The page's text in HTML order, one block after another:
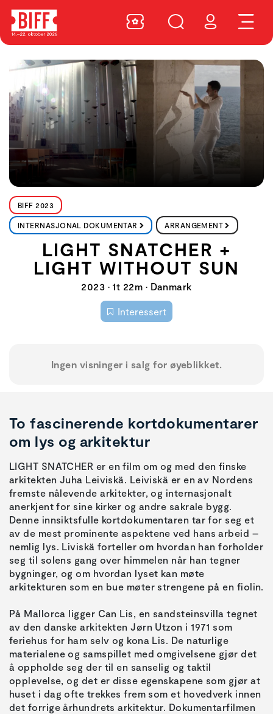
BIFF 2023
INTERNASJONAL DOKUMENTAR ARRANGEMENT
LIGHT SNATCHER +
LIGHT WITHOUT SUN
2023 • 1t 22m • Danmark
Interessert
Ingen visninger i salg for øyeblikket.
To fascinerende kortdokumentarer
om lys og arkitektur
LIGHT SNATCHER er en film om og med den finske
arkitekten Juha Leiviskä. Leiviskä er en av Nordens
fremste nålevende arkitekter, og internasjonalt
anerkjent for sine kirker og andre sakrale bygg.
Denne innsiktsfulle kortdokumentaren tar for seg et
av de mest prominente aspektene ved hans arbeid –
nemlig lys. Liviskä forteller om hvordan han forholder
seg til solens gang over himmelen når han tegner
bygninger, og om hvordan lyset kan møte
arkitekturen som en bue møter strengene på en fiolin.
På Mallorca ligger Can Lis, en sandsteinsvilla tegnet
av den danske arkitekten Jørn Utzon i 1971 som
feriehus for ham selv og kona Lis. De naturlige
materialene og samspillet med omgivelsene gjør det
å oppholde seg der til en sanselig og taktil
opplevelse, og det er disse egenskapene som gjør at
huset i dag ofte trekkes frem som et hovedverk innen
det forrige århundrets arkitektur. Dokumentarfilmen